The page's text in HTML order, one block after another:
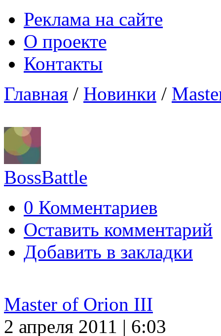
Реклама на сайте
О проекте
Контакты
Главная / Новинки /
BossBattle
0 Комментариев
Оставить комментарий
Добавить в закладки
Master of Orion III
2 апреля 2011 | 6:03